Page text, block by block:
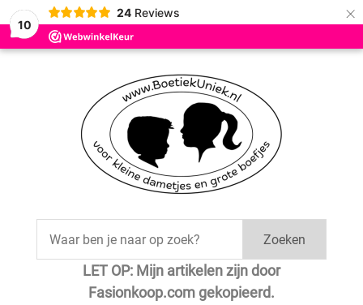
10
24 Reviews ×
Zoeken
LET OP: Mijn artikelen zijn door
Fasionkoop.com gekopieerd.
Save